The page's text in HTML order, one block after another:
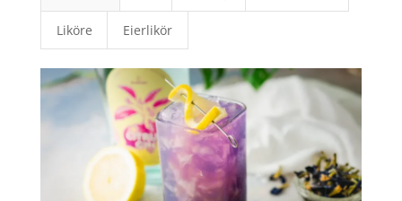
Liköre Eierlikör